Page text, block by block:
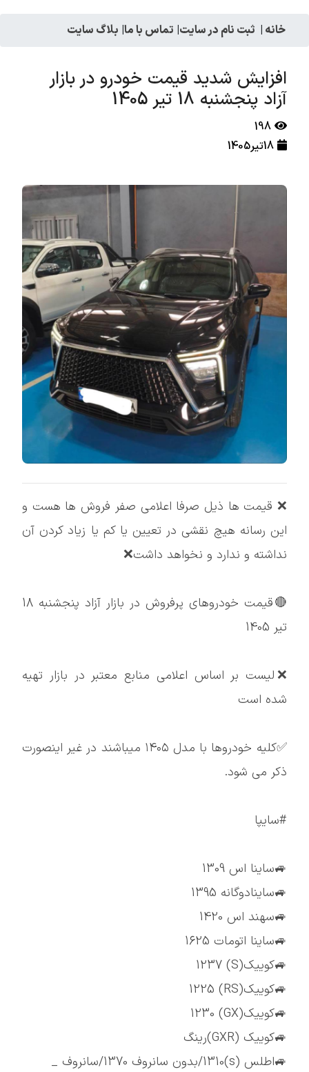
خانه | ثبت نام در سایت| تماس با ما| بلاگ سایت
افزایش شدید قیمت خودرو در بازار
آزاد پنجشنبه 18 تیر 1405
198
18تیر1405
❌ قیمت ها ذیل صرفا اعلامی صفر فروش ها هست و
این رسانه هیچ نقشی در تعیین یا کم یا زیاد کردن آن
نداشته و ندارد و نخواهد داشت❌
🔴قیمت خودروهای پرفروش در بازار آزاد پنجشنبه 18
تیر 1405
❌لیست بر اساس اعلامی منابع معتبر در بازار تهیه
شده است
✅کلیه خودروها با مدل ۱۴۰۵ میباشند در غیر اینصورت
ذکر می شود.
#سایپا
🚙ساینا اس 1309
🚙ساینادوگانه 1395
🚙سهند اس 1420
🚙ساینا اتومات 1625
🚙کوییک(S) 1237
🚙کوییک(RS) 1225
🚙کوییک(GX) 1230
🚙کوییک (GXR)رینگ
🚙اطلس (s)1310/بدون سانروف 1370/سانروف _